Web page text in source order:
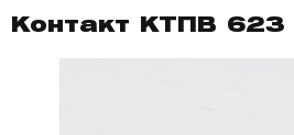
Контакт КТПВ